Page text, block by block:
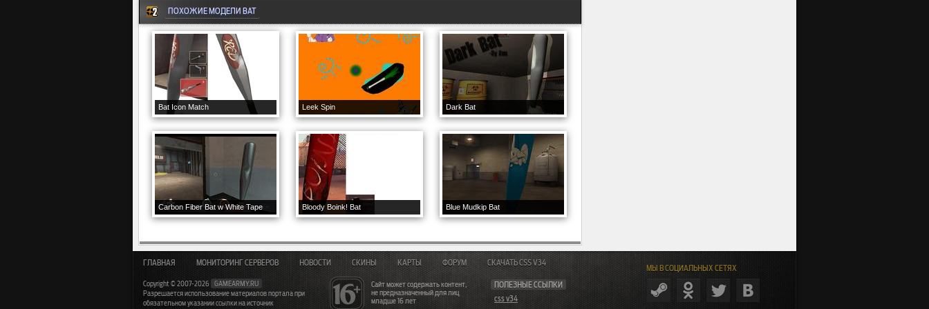
ПОХОЖИЕ МОДЕЛИ BAT
Bat Icon Match Leek Spin Dark Bat
Carbon Fiber Bat w White Tape Bloody Boink! Bat Blue Mudkip Bat
МЫ В СОЦИАЛЬНЫХ СЕТЯХ
Сайт может содержать контент,
не предназначенный для лиц
младше 16 лет
ПОЛЕЗНЫЕ ССЫЛКИ
css v34
ГЛАВНАЯ МОНИТОРИНГ СЕРВЕРОВ НОВОСТИ СКИНЫ КАРТЫ ФОРУМ СКАЧАТЬ CSS V34
Copyright © 2007-2026
GAMEARMY.RU
Разрешается использование материалов портала при
обязательном указании ссылки на источник